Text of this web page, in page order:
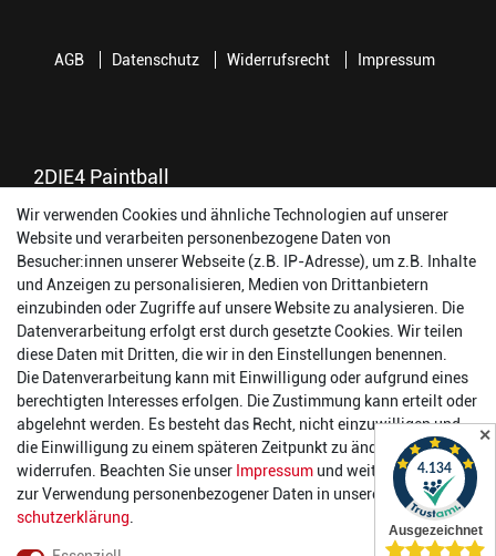
2DIE4 Paintball
56457 Westerburg
Reinhold-Ferger-Straße 26
order@2die4-sports.com
0 26 63/ 9 68 69 37
Öffnungszeiten
14:00 - 17:00 Uhr
Dienstag:
14:00 - 17:00 Uhr
Mittwoch:
14:00 - 17:00 Uhr
Donnerstag:
14:00 - 17:00 Uhr
14:00 - 19:00 Uhr
10:00 - 17:00 Uhr
AGB Datenschutz Widerrufsrecht Impressum
Wir verwenden Cookies und ähnliche Technologien auf unserer
Website und verarbeiten personenbezogene Daten von
Besucher:innen unserer Webseite (z.B. IP-Adresse), um z.B. Inhalte
und Anzeigen zu personalisieren, Medien von Drittanbietern
einzubinden oder Zugriffe auf unsere Website zu analysieren. Die
Datenverarbeitung erfolgt erst durch gesetzte Cookies. Wir teilen
diese Daten mit Dritten, die wir in den Einstellungen benennen.
Die Datenverarbeitung kann mit Einwilligung oder aufgrund eines
berechtigten Interesses erfolgen. Die Zustimmung kann erteilt oder
abgelehnt werden. Es besteht das Recht, nicht einzuwilligen und
die Einwilligung zu einem späteren Zeitpunkt zu ändern oder zu
widerrufen. Beachten Sie unser Impressum und weitere Hinweise
zur Verwendung personenbezogener Daten in unserer
Daten­
schutz­erklärung
✕